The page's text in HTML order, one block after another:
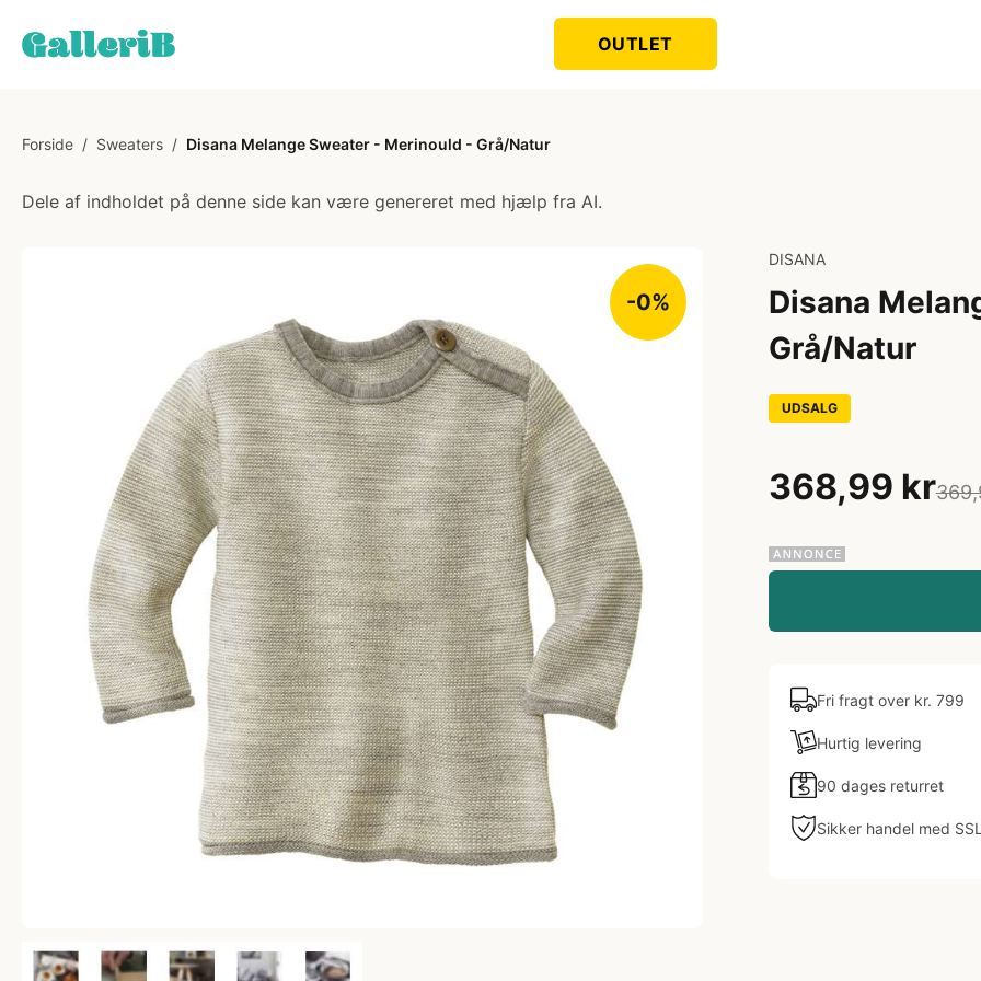
OUTLET
Forside / Sweaters / Disana Melange Sweater - Merinould - Grå/Natur
Dele af indholdet på denne side kan være genereret med hjælp fra AI.
-0%
DISANA
Disana
Grå/Natur
UDSALG
368,99 kr
Fri fragt over kr. 799
Hurtig levering
90 dages returret
Sikker handel med SSL